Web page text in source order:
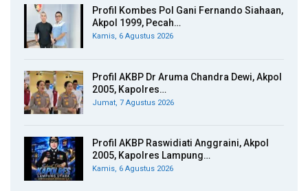
Profil Kombes Pol Gani Fernando Siahaan,
Akpol 1999, Pecah…
Kamis, 6 Agustus 2026
Profil AKBP Dr Aruma Chandra Dewi, Akpol
2005, Kapolres…
Jumat, 7 Agustus 2026
Profil AKBP Raswidiati Anggraini, Akpol
2005, Kapolres Lampung…
Kamis, 6 Agustus 2026